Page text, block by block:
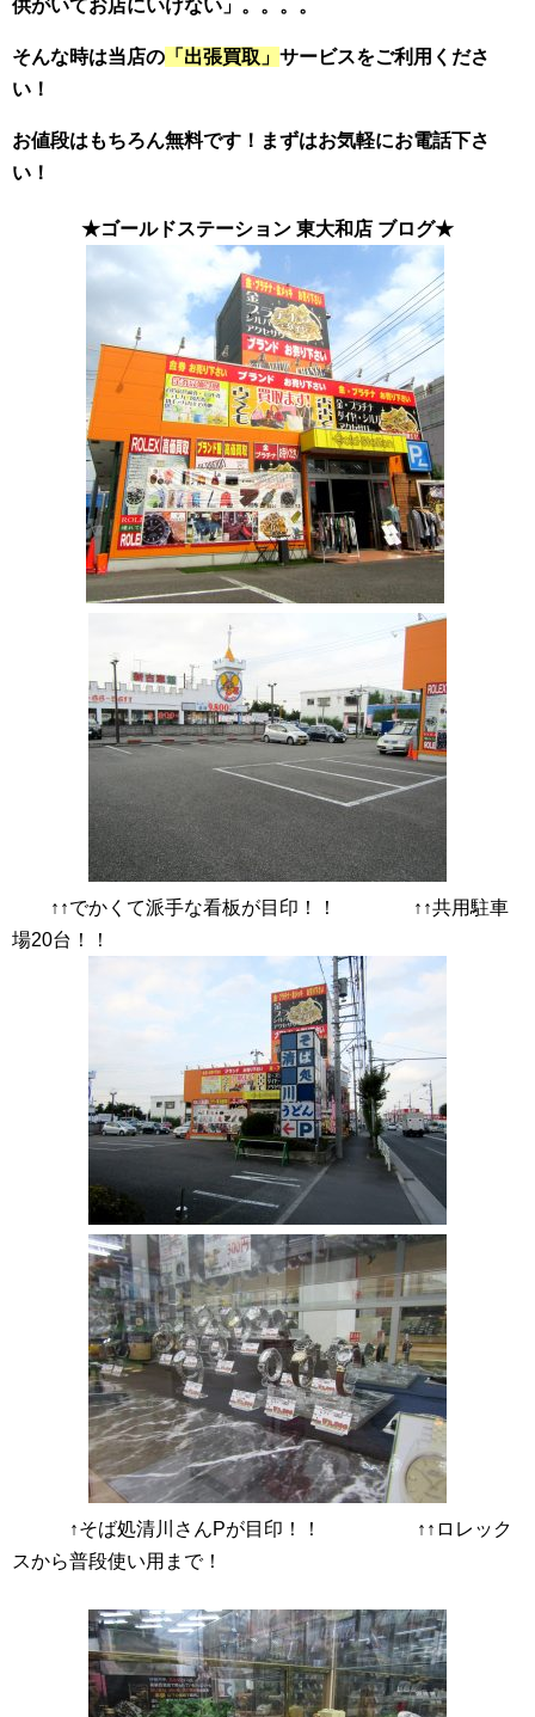
供がいてお店にいけない」。。。。
そんな時は当店の 「出張買取」 サービスをご利用くださ
い！
お値段はもちろん無料です！まずはお気軽にお電話下さ
い！
★ゴールドステーション 東大和店 ブログ★
↑↑でかくて派手な看板が目印！！ ↑↑共用駐車
場20台！！
↑そば処清川さんPが目印！！ ↑↑ロレック
スから普段使い用まで！